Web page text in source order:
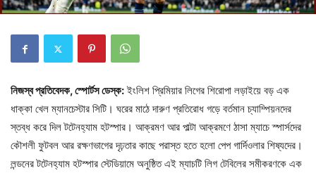
নিজস্ব প্রতিবেদক, স্পোর্টস ডেস্ক:ইংলিশ প্রিমিয়ার লিগের শিরোপা লড়াইয়ে বড় এক
ধাক্কা খেল ম্যানচেস্টার সিটি। ঘরের মাঠে দারুণ প্রতিরোধ গড়ে বর্তমান চ্যাম্পিয়নদের
স্তব্ধ করে দিল টটেনহ্যাম হটস্পার। আক্রমণ আর পাল্টা আক্রমণে ঠাসা ম্যাচে স্পার্সদের
কৌশলী ফুটবল আর রক্ষণভাগের দৃঢ়তার কাছে পরাস্ত হতে হলো পেপ গার্দিওলার শিষ্যদের।
লন্ডনের টটেনহ্যাম হটস্পার স্টেডিয়ামে অনুষ্ঠিত এই ম্যাচটি লিগ টেবিলের সমীকরণকে এক